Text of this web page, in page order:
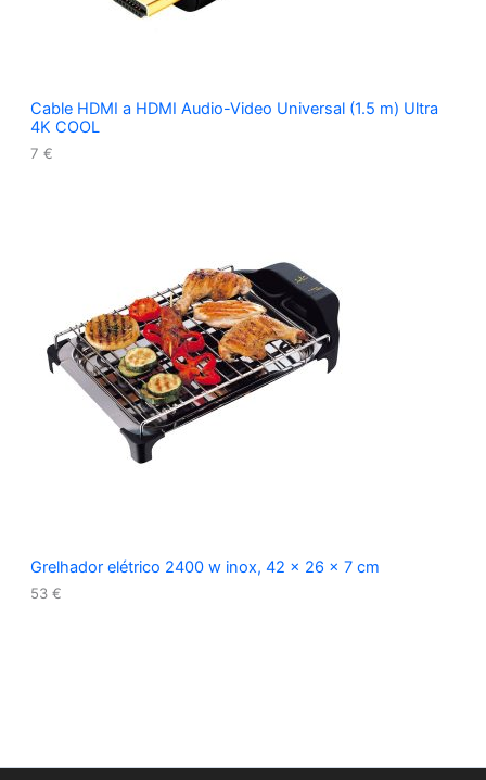
Cable HDMI a HDMI Audio-Video Universal (1.5 m) Ultra
4K COOL
7 €
Grelhador elétrico 2400 w inox, 42 x 26 x 7 cm
53 €